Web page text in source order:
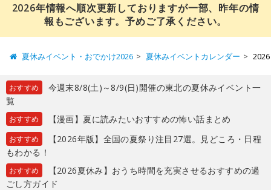
2026年情報へ順次更新しておりますが一部、昨年の情
報もございます。予めご了承ください。
夏休みイベント・おでかけ2026 夏休みイベントカレンダー
おすすめ
今週末8/8(土)～8/9(日)開催の東北の夏休みイベント一
覧
おすすめ 【漫画】夏に読みたいおすすめの怖い話まとめ
おすすめ
【2026年版】全国の夏祭り注目27選。見どころ・日程
もわかる！
おすすめ
【2026夏休み】おうち時間を充実させるおすすめの過
ごし方ガイド